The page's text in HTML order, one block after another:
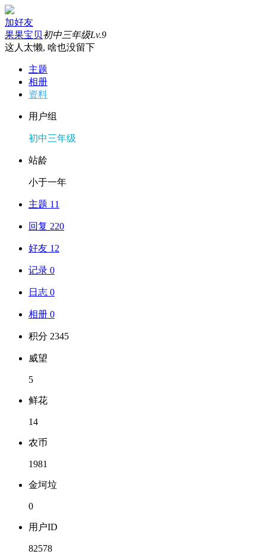
加好友
果果宝贝初中三年级Lv.9
这人太懒, 啥也没留下
主题
相册
资料
用户组
初中三年级
站龄
小于一年
主题 11
回复 220
好友 12
记录 0
日志 0
相册 0
积分 2345
威望
5
鲜花
14
农币
1981
金坷垃
0
用户ID
82578